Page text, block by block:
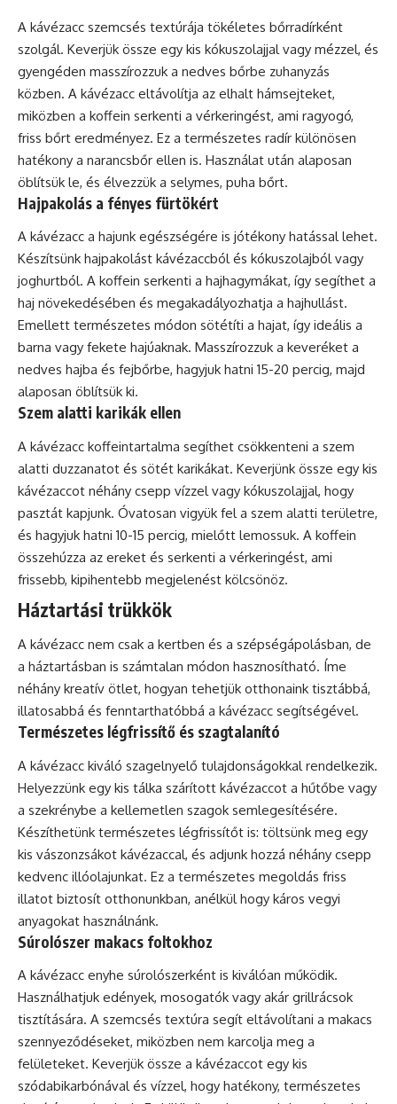
A kávézacc szemcsés textúrája tökéletes bőrradírként
szolgál. Keverjük össze egy kis kókuszolajjal vagy mézzel, és
gyengéden masszírozzuk a nedves bőrbe zuhanyzás
közben. A kávézacc eltávolítja az elhalt hámsejteket,
miközben a koffein serkenti a vérkeringést, ami ragyogó,
friss bőrt eredményez. Ez a természetes radír különösen
hatékony a narancsbőr ellen is. Használat után alaposan
öblítsük le, és élvezzük a selymes, puha bőrt.
Hajpakolás a fényes fürtökért
A kávézacc a hajunk egészségére is jótékony hatással lehet.
Készítsünk hajpakolást kávézaccból és kókuszolajból vagy
joghurtból. A koffein serkenti a hajhagymákat, így segíthet a
haj növekedésében és megakadályozhatja a hajhullást.
Emellett természetes módon sötétíti a hajat, így ideális a
barna vagy fekete hajúaknak. Masszírozzuk a keveréket a
nedves hajba és fejbőrbe, hagyjuk hatni 15-20 percig, majd
alaposan öblítsük ki.
Szem alatti karikák ellen
A kávézacc koffeintartalma segíthet csökkenteni a szem
alatti duzzanatot és sötét karikákat. Keverjünk össze egy kis
kávézaccot néhány csepp vízzel vagy kókuszolajjal, hogy
pasztát kapjunk. Óvatosan vigyük fel a szem alatti területre,
és hagyjuk hatni 10-15 percig, mielőtt lemossuk. A koffein
összehúzza az ereket és serkenti a vérkeringést, ami
frissebb, kipihentebb megjelenést kölcsönöz.
Háztartási trükkök
A kávézacc nem csak a kertben és a szépségápolásban, de
a háztartásban is számtalan módon hasznosítható. Íme
néhány kreatív ötlet, hogyan tehetjük otthonaink tisztábbá,
illatosabbá és fenntarthatóbbá a kávézacc segítségével.
Természetes légfrissítő és szagtalanító
A kávézacc kiváló szagelnyelő tulajdonságokkal rendelkezik.
Helyezzünk egy kis tálka szárított kávézaccot a hűtőbe vagy
a szekrénybe a kellemetlen szagok semlegesítésére.
Készíthetünk természetes légfrissítőt is: töltsünk meg egy
kis vászonzsákot kávézaccal, és adjunk hozzá néhány csepp
kedvenc illóolajunkat. Ez a természetes megoldás friss
illatot biztosít otthonunkban, anélkül hogy káros vegyi
anyagokat használnánk.
Súrolószer makacs foltokhoz
A kávézacc enyhe súrolószerként is kiválóan működik.
Használhatjuk edények, mosogatók vagy akár grillrácsok
tisztítására. A szemcsés textúra segít eltávolítani a makacs
szennyeződéseket, miközben nem karcolja meg a
felületeket. Keverjük össze a kávézaccot egy kis
szódabikarbónával és vízzel, hogy hatékony, természetes